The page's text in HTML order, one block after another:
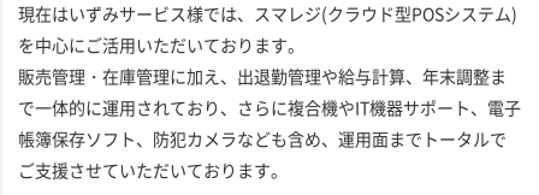
現在はいずみサービス様では、スマレジ(クラウド型POSシステム)
を中心にご活用いただいております。
販売管理・在庫管理に加え、出退勤管理や給与計算、年末調整ま
で一体的に運用されており、さらに複合機やIT機器サポート、電子
帳簿保存ソフト、防犯カメラなども含め、運用面までトータルで
ご支援させていただいております。